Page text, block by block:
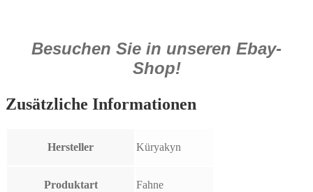
Besuchen Sie in unseren Ebay-
Shop!
Zusätzliche Informationen
Hersteller Küryakyn
Produktart Fahne